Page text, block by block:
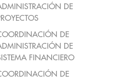
DE
DE
DE
FINANCIERO
DE